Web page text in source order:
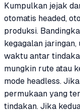
Kumpulkan jejak
otomatis headed,
produksi.
kegagalan
waktu antar
mungkin rute atau
mode headless.
permukaan yang
tindakan. Jika